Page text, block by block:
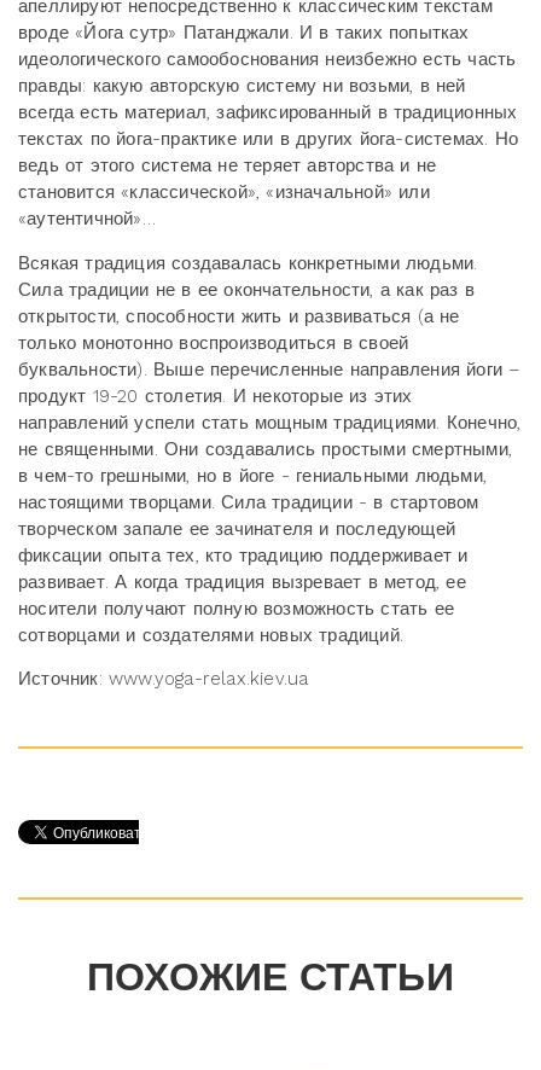
апеллируют непосредственно к классическим текстам
вроде «Йога сутр» Патанджали. И в таких попытках
идеологического самообоснования неизбежно есть часть
правды: какую авторскую систему ни возьми, в ней
всегда есть материал, зафиксированный в традиционных
текстах по йога-практике или в других йога-системах. Но
ведь от этого система не теряет авторства и не
становится «классической», «изначальной» или
«аутентичной»…
Всякая традиция создавалась конкретными людьми.
Сила традиции не в ее окончательности, а как раз в
открытости, способности жить и развиваться (а не
только монотонно воспроизводиться в своей
буквальности). Выше перечисленные направления йоги –
продукт 19-20 столетия. И некоторые из этих
направлений успели стать мощным традициями. Конечно,
не священными. Они создавались простыми смертными,
в чем-то грешными, но в йоге - гениальными людьми,
настоящими творцами. Сила традиции - в стартовом
творческом запале ее зачинателя и последующей
фиксации опыта тех, кто традицию поддерживает и
развивает. А когда традиция вызревает в метод, ее
носители получают полную возможность стать ее
сотворцами и создателями новых традиций.
Источник: www.yoga-relax.kiev.ua
ПОХОЖИЕ СТАТЬИ